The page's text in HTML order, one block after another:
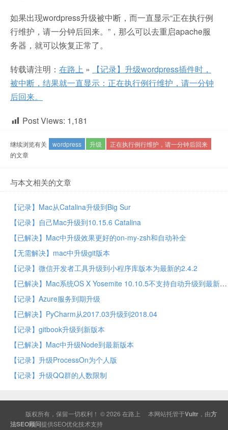
如果出现wordpress升级被中断，而一直显示“正在执行例
行维护，请一分钟后回来。”，那么可以去重启apache服
务器，就可以恢复正常了。
转载请注明： 在路上 »
【记录】升级wordpress插件时，
被中断，结果就一直显示：正在执行例行维护，请一分钟
后回来。
Post Views: 1,181
继续浏览有关 wordpress 升级
正在执行例行维护，请一分钟后回来
的文章
与本文相关的文章
【记录】Mac从Catalina升级到Big Sur
【记录】自己Mac升级到10.15.6 Catalina
【已解决】Mac中升级效果更好的on-my-zsh和自动补全
【无需解决】mac中升级git版本
【记录】微信开发者工具升级到小程序库版本为最新的2.4.2
【已解决】Mac系统OS X Yosemite 10.10.5不支持自动升级到最新版
【记录】Azure服务到期升级
【已解决】PyCharm从2017.03升级到2018.04
【记录】gitbook升级到新版本
【已解决】Mac中升级Node到最新版本
【记录】升级ProcessOn为个人版
【记录】升级QQ群的人数限制
版权所有，保留一切权利！ © 2026 在路上 本网站托管于Vultr ，由方
法SEO顾问提供SEO优化技术支持